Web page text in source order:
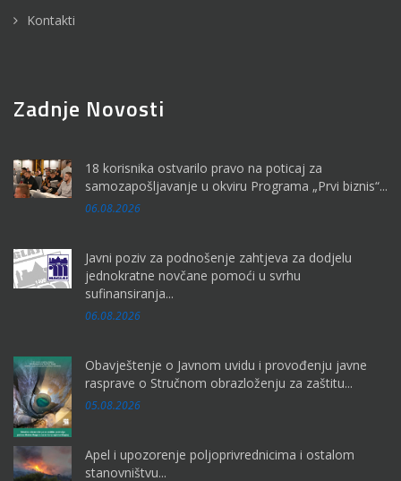
Kontakti
Zadnje Novosti
18 korisnika ostvarilo pravo na poticaj za
samozapošljavanje u okviru Programa „Prvi biznis“...
06.08.2026
Javni poziv za podnošenje zahtjeva za dodjelu
jednokratne novčane pomoći u svrhu
sufinansiranja...
06.08.2026
Obavještenje o Javnom uvidu i provođenju javne
rasprave o Stručnom obrazloženju za zaštitu...
05.08.2026
Apel i upozorenje poljoprivrednicima i ostalom
stanovništvu...